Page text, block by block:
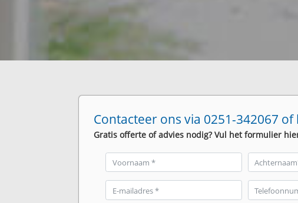
Contacteer ons via 0251-342067
Gratis offerte of advies nodig? Vul het formulier